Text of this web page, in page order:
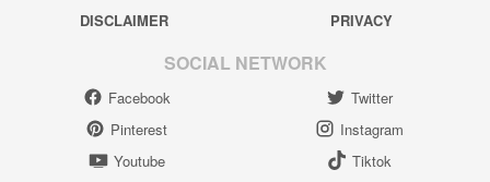
DISCLAIMER
PRIVACY
SOCIAL NETWORK
Facebook
Twitter
Pinterest
Instagram
Youtube
Tiktok